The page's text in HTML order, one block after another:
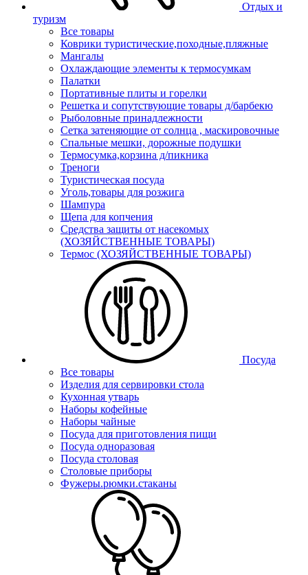
Отдых и
туризм
Все товары
Коврики туристические,походные,пляжные
Мангалы
Охлаждающие элементы к термосумкам
Палатки
Портативные плиты и горелки
Решетка и сопутствующие товары д/барбекю
Рыболовные принадлежности
Сетка затеняющие от солнца , маскировочные
Спальные мешки, дорожные подушки
Термосумка,корзина д/пикника
Треноги
Туристическая посуда
Уголь,товары для розжига
Шампура
Щепа для копчения
Средства защиты от насекомых
(ХОЗЯЙСТВЕННЫЕ ТОВАРЫ)
Термос (ХОЗЯЙСТВЕННЫЕ ТОВАРЫ)
Посуда
Все товары
Изделия для сервировки стола
Кухонная утварь
Наборы кофейные
Наборы чайные
Посуда для приготовления пищи
Посуда одноразовая
Посуда столовая
Столовые приборы
Фужеры.рюмки.стаканы